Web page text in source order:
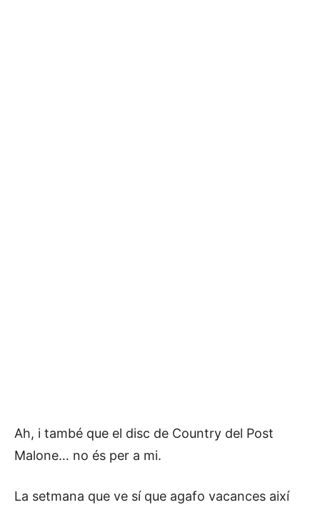
Ah, i també que el disc de Country del Post
Malone… no és per a mi.
La setmana que ve sí que agafo vacances així